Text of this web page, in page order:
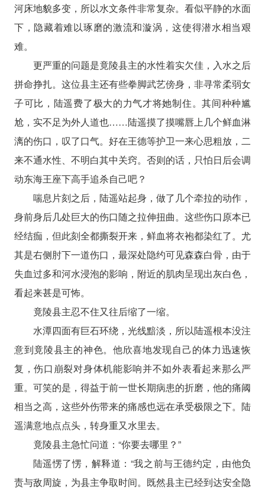
河床地貌多变，所以水文条件非常复杂。看似平静的水面
下，隐藏着难以琢磨的激流和漩涡，这使得潜水相当艰
难。
更严重的问题是竟陵县主的水性着实欠佳，入水之后
拼命挣扎。这位县主还有些拳脚武艺傍身，非寻常柔弱女
子可比，陆遥费了极大的力气才将她制住。其间种种尴
尬，实不足为外人道也……陆遥摸了摸嘴唇上几个鲜血淋
漓的伤口，叹了口气。好在王德等护卫一来心思粗放，二
来不通水性、不明白其中关窍。否则的话，只怕日后会调
动东海王座下高手追杀自己吧？
喘息片刻之后，陆遥站起身，做了几个牵拉的动作，
身前身后几处巨大的伤口随之拉伸扭曲。这些伤口原本已
经结痂，但此刻全都撕裂开来，鲜血将衣袍都染红了。尤
其是右侧肘下一道伤口，最深处隐约可见森森白骨，由于
失血过多和河水浸泡的影响，附近的肌肉呈现出灰白色，
看起来甚是可怖。
竟陵县主忍不住又往后缩了一缩。
水潭四面有巨石环绕，光线黯淡，所以陆遥根本没注
意到竟陵县主的神色。他欣喜地发现自己的体力迅速恢
复，伤口崩裂对身体机能影响并不如外表看起来那么严
重。可笑的是，得益于前一世长期病患的折磨，他的痛阈
相当之高，这些外伤带来的痛感也远在承受极限之下。陆
遥满意地点点头，转身重又水里去。
竟陵县主急忙问道：“你要去哪里？”
陆遥愣了愣，解释道：“我之前与王德约定，由他负
责与敌周旋，为县主争取时间。既然县主已经到达安全隐